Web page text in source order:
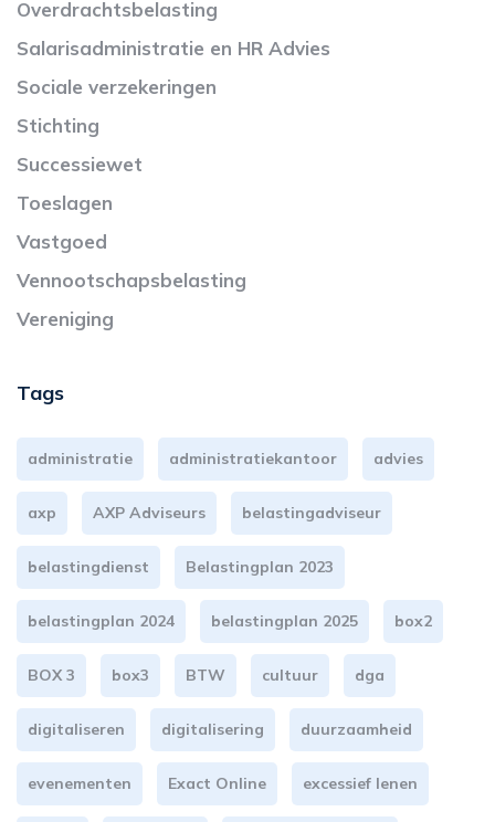
Overdrachtsbelasting
Salarisadministratie en HR Advies
Sociale verzekeringen
Stichting
Successiewet
Toeslagen
Vastgoed
Vennootschapsbelasting
Vereniging
Tags
administratie administratiekantoor advies
axp AXP Adviseurs belastingadviseur
belastingdienst Belastingplan 2023
belastingplan 2024 belastingplan 2025 box2
BOX 3 box3 BTW cultuur dga
digitaliseren digitalisering duurzaamheid
evenementen Exact Online excessief lenen